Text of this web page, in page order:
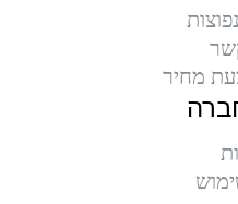
מחיר